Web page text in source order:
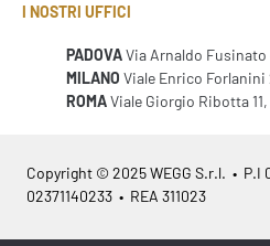
I NOSTRI UFFICI
PADOVAVia Arnaldo Fusinato
MILANO Viale Enrico Forlanini
ROMAViale Giorgio Ribotta
Copyright © 2025 WEGG S.r.l. • P.I
02371140233 • REA 311023